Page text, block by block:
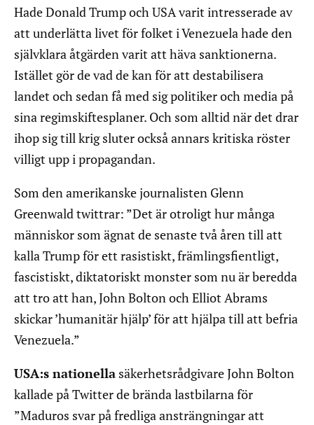
Hade Donald Trump och USA varit intresserade av
att underlätta livet för folket i Venezuela hade den
självklara åtgärden varit att häva sanktionerna.
Istället gör de vad de kan för att destabilisera
landet och sedan få med sig politiker och media på
sina regimskiftesplaner. Och som alltid när det drar
ihop sig till krig sluter också annars kritiska röster
villigt upp i propagandan.
Som den amerikanske journalisten Glenn
Greenwald twittrar: ”Det är otroligt hur många
människor som ägnat de senaste två åren till att
kalla Trump för ett rasistiskt, främlingsfientligt,
fascistiskt, diktatoriskt monster som nu är beredda
att tro att han, John Bolton och Elliot Abrams
skickar ’humanitär hjälp’ för att hjälpa till att befria
Venezuela.”
USA:s nationella säkerhetsrådgivare John Bolton
kallade på Twitter de brända lastbilarna för
”Maduros svar på fredliga ansträngningar att